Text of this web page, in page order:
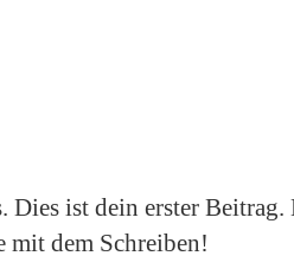
ist dein erster Beitrag.
mit dem Schreiben!